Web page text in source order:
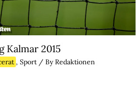
Kalmar 2015
, Sport / ByRedaktionen